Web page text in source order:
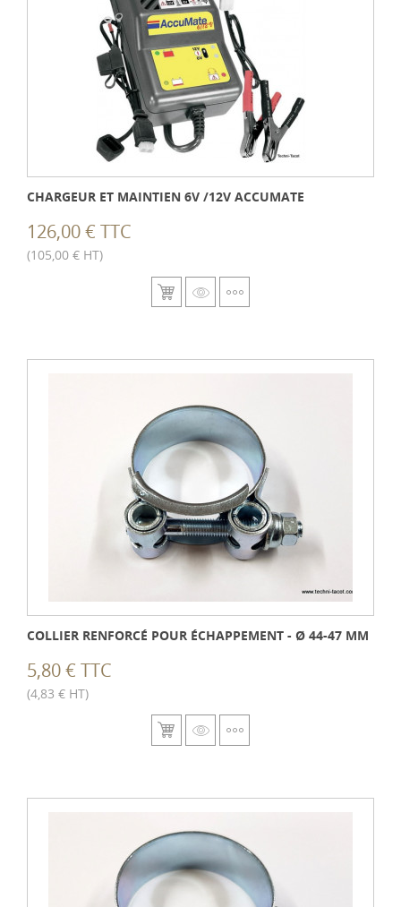
CHARGEUR ET MAINTIEN 6V /12V ACCUMATE
126,00 € TTC
(105,00 € HT)
COLLIER RENFORCÉ POUR ÉCHAPPEMENT - Ø 44-47 MM
5,80 € TTC
(4,83 € HT)